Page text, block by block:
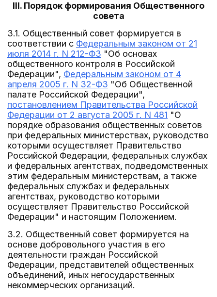
III. Порядок формирования Общественного
совета
3.1. Общественный совет формируется в
соответствии с Федеральным законом от 21
июля 2014 г. N 212-ФЗ "Об основах
общественного контроля в Российской
Федерации", Федеральным законом от 4
апреля 2005 г. N 32-ФЗ "Об Общественной
палате Российской Федерации",
постановлением Правительства Российской
Федерации от 2 августа 2005 г. N 481 "О
порядке образования общественных советов
при федеральных министерствах, руководство
которыми осуществляет Правительство
Российской Федерации, федеральных службах
и федеральных агентствах, подведомственных
этим федеральным министерствам, а также
федеральных службах и федеральных
агентствах, руководство которыми
осуществляет Правительство Российской
Федерации" и настоящим Положением.
3.2. Общественный совет формируется на
основе добровольного участия в его
деятельности граждан Российской
Федерации, представителей общественных
объединений, иных негосударственных
некоммерческих организаций.